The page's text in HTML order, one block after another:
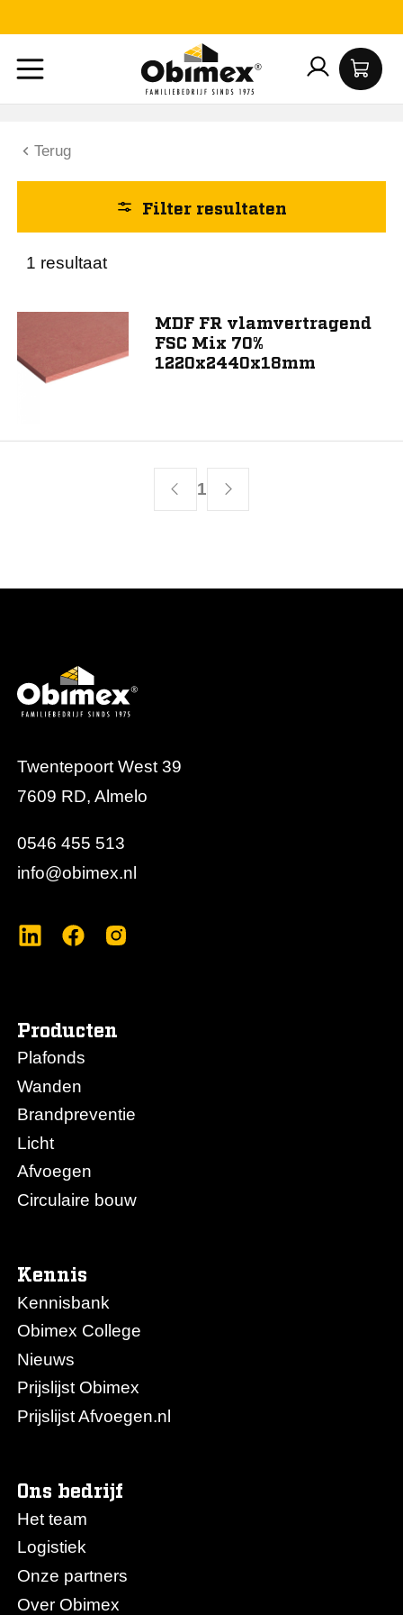
Terug
Filter resultaten
Hoogte (mm)
Lengte (mm)
Breedte (mm)
MDF
Toon 1 resultaat
1 resultaat
MDF FR vlamvertragend
FSC Mix 70%
1220x2440x18mm
1
Twentepoort West 39
7609 RD, Almelo
0546 455 513
info@obimex.nl
Producten
Plafonds
Wanden
Brandpreventie
Licht
Afvoegen
Circulaire bouw
Kennis
Kennisbank
Obimex College
Nieuws
Prijslijst Obimex
Prijslijst Afvoegen.nl
Ons bedrijf
Het team
Logistiek
Onze partners
Over Obimex